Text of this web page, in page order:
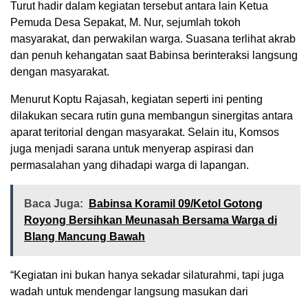
Turut hadir dalam kegiatan tersebut antara lain Ketua
Pemuda Desa Sepakat, M. Nur, sejumlah tokoh
masyarakat, dan perwakilan warga. Suasana terlihat akrab
dan penuh kehangatan saat Babinsa berinteraksi langsung
dengan masyarakat.
Menurut Koptu Rajasah, kegiatan seperti ini penting
dilakukan secara rutin guna membangun sinergitas antara
aparat teritorial dengan masyarakat. Selain itu, Komsos
juga menjadi sarana untuk menyerap aspirasi dan
permasalahan yang dihadapi warga di lapangan.
Baca Juga:
‎Babinsa Koramil 09/Ketol Gotong
Royong Bersihkan Meunasah Bersama Warga di
Blang Mancung Bawah
“Kegiatan ini bukan hanya sekadar silaturahmi, tapi juga
wadah untuk mendengar langsung masukan dari